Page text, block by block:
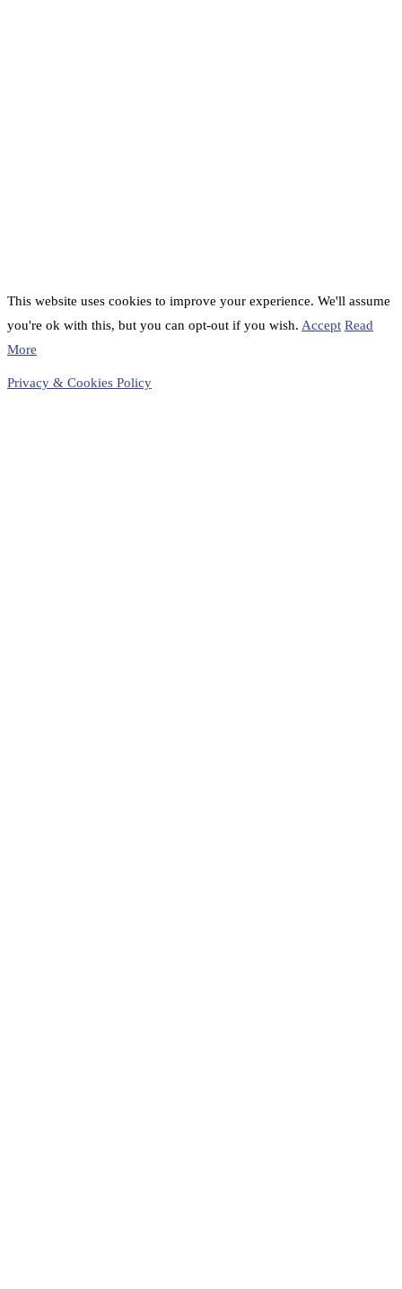
This website uses cookies to improve your experience. We'll assume
you're ok with this, but you can opt-out if you wish. Accept Read
More
Privacy & Cookies Policy